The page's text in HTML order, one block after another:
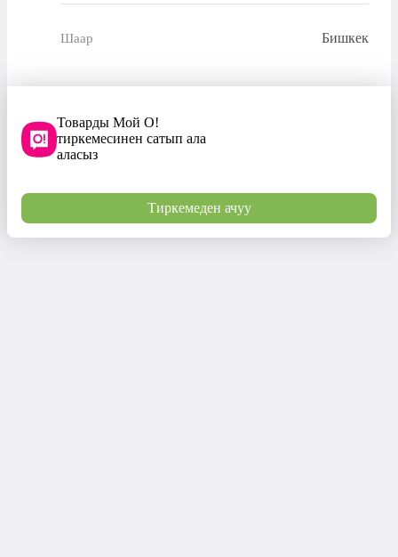
Шаар Бишкек
Товарды Мой О!
тиркемесинен сатып ала
аласыз
Тиркемеден ачуу